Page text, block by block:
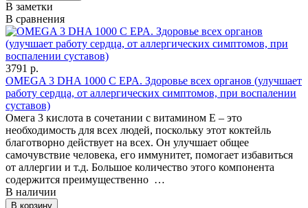
В заметки
В сравнения
3791 р.
OMEGA 3 DHA 1000 С EPA. Здоровье всех органов (улучшает
работу сердца, от аллергических симптомов, при воспалении
суставов)
Омега 3 кислота в сочетании с витамином Е – это
необходимость для всех людей, поскольку этот коктейль
благотворно действует на всех. Он улучшает общее
самочувствие человека, его иммунитет, помогает избавиться
от аллергии и т.д. Большое количество этого компонента
содержится преимущественно …
В наличии